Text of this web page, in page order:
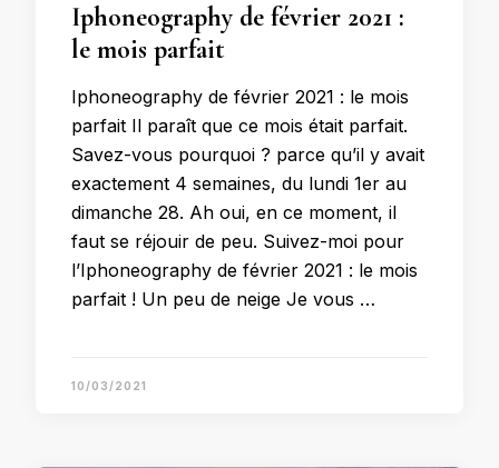
Iphoneography de février 2021 :
le mois parfait
Iphoneography de février 2021 : le mois
parfait Il paraît que ce mois était parfait.
Savez-vous pourquoi ? parce qu’il y avait
exactement 4 semaines, du lundi 1er au
dimanche 28. Ah oui, en ce moment, il
faut se réjouir de peu. Suivez-moi pour
l’Iphoneography de février 2021 : le mois
parfait ! Un peu de neige Je vous …
10/03/2021